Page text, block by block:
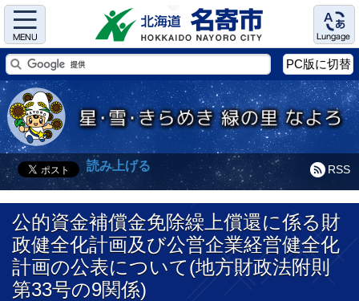
Menu Language
PC版に切替
RSS
読み上げる
公的資金補償金免除繰上償還に係る財
政健全化計画及び公営企業経営健全化
計画の公表について(地方財政法附則
第33号の9関係)